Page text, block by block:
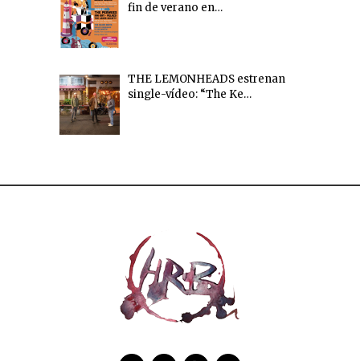
fin de verano en…
THE LEMONHEADS estrenan
single-vídeo: “The Ke…